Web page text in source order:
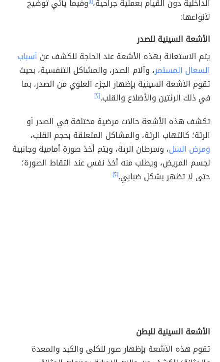
الداخلية دون القيام بعملية جراحية، وفيما يأتي توضيح
لأنواعها:
الأشعة السينية للصدر
يتم الاستعانة بهذه الأشعة عند الحاجة للكشف عن أسباب
السعال المستمر، وآلام الصدر، والمشاكل التنفسية، بحيث
تقوم الأشعة السينية بإظهار الجزء العلوي من الصدر، بما
في ذلك الرئتين والأضلاع والقلب.[٢]
تكشف هذه الأشعة حالات مرضية مختلفة في الصدر أو
الرئة؛ كالتهاب الرئة، والمشاكل المتعلقة بحجم القلب،
ومرض السل، وسرطان الرئة، ويتم أخذ صورة أمامية وجانبية
لجسم المريض، ويطلب منه أخذ نفس عند التقاط الصورة؛
حتى لا تظهر بشكل ضبابي.[٢]
الأشعة السينية للبطن
تقوم هذه الأشعة بإظهار صور للكلى والكبد والمعدة